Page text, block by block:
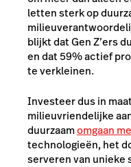
letten sterk op
blijkt dat Gen Z’ers
en dat 59% actief
te verkleinen.
Investeer dus in
milieuvriendelijke
duurzaamomgaan
technologieën, het
serveren van unieke